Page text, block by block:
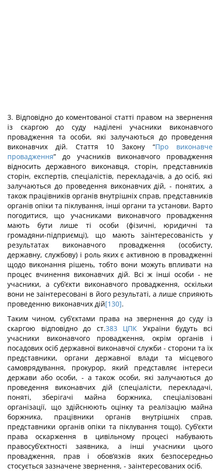
3. Відповідно до коментованої статті правом на звернення
із скаргою до суду наділені учасники виконавчого
провадження та особи, які залучаються до проведення
виконавчих дій. Стаття 10 Закону “Про виконавче
провадження” до учасників виконавчого провадження
відносить державного виконавця, сторін, представників
сторін, експертів, спеціалістів, перекладачів, а до осіб, які
залучаються до проведення виконавчих дій, - понятих, а
також працівників органів внутрішніх справ, представників
органів опіки та піклування, інші органи та установи. Варто
погодитися, що учасниками виконавчого провадження
мають бути лише ті особи (фізичні, юридичні та
громадяни-підприємці), що мають заінтересованість у
результатах виконавчого провадження (особисту,
державну, службову) і роль яких є активною в провадженні
щодо виконання рішень, тобто вони можуть впливати на
процес вчинення виконавчих дій. Всі ж інші особи - не
учасники, а суб’єкти виконавчого провадження, оскільки
вони не заінтересовані в його результаті, а лише сприяють
проведенню виконавчих дій[130].
Таким чином, суб’єктами права на звернення до суду із
скаргою відповідно до ст.383 ЦПК України будуть всі
учасники виконавчого провадження, окрім органів і
посадових осіб державної виконавчої служби - сторони та їх
представники, органи державної влади та місцевого
самоврядування, прокурор, який представляє інтереси
держави або особи, - а також особи, які залучаються до
проведення виконавчих дій (спеціалісти, перекладачі,
поняті, зберігачі майна боржника, спеціалізовані
організації, що здійснюють оцінку та реалізацію майна
боржника, працівники органів внутрішніх справ,
представники органів опіки та піклування тощо). Суб’єкти
права оскарження в цивільному процесі набувають
правосуб’єктності заявника, а інші учасники цього
провадження, прав і обов’язків яких безпосередньо
стосується зазначене звернення, - заінтересованих осіб.